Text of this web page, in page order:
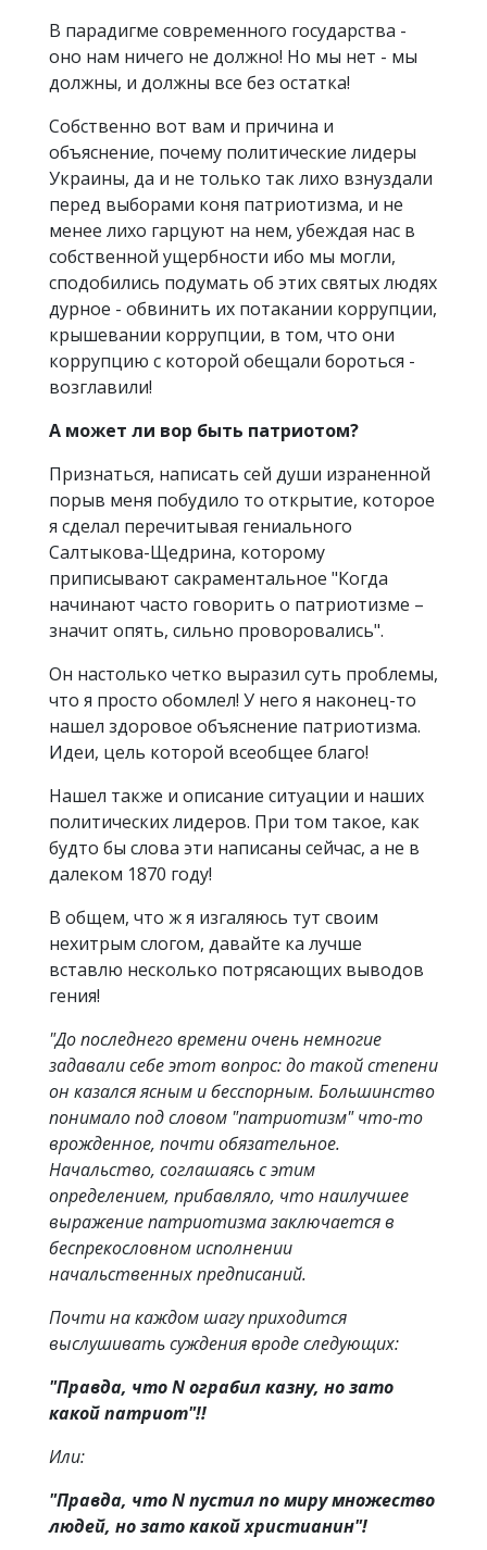
В парадигме современного государства -
оно нам ничего не должно! Но мы нет - мы
должны, и должны все без остатка!
Собственно вот вам и причина и
объяснение, почему политические лидеры
Украины, да и не только так лихо взнуздали
перед выборами коня патриотизма, и не
менее лихо гарцуют на нем, убеждая нас в
собственной ущербности ибо мы могли,
сподобились подумать об этих святых людях
дурное - обвинить их потакании коррупции,
крышевании коррупции, в том, что они
коррупцию с которой обещали бороться -
возглавили!
А может ли вор быть патриотом?
Признаться, написать сей души израненной
порыв меня побудило то открытие, которое
я сделал перечитывая гениального
Салтыкова-Щедрина, которому
приписывают сакраментальное "Когда
начинают часто говорить о патриотизме –
значит опять, сильно проворовались".
Он настолько четко выразил суть проблемы,
что я просто обомлел! У него я наконец-то
нашел здоровое объяснение патриотизма.
Идеи, цель которой всеобщее благо!
Нашел также и описание ситуации и наших
политических лидеров. При том такое, как
будто бы слова эти написаны сейчас, а не в
далеком 1870 году!
В общем, что ж я изгаляюсь тут своим
нехитрым слогом, давайте ка лучше
вставлю несколько потрясающих выводов
гения!
"До последнего времени очень немногие
задавали себе этот вопрос: до такой степени
он казался ясным и бесспорным. Большинство
понимало под словом "патриотизм" что-то
врожденное, почти обязательное.
Начальство, соглашаясь с этим
определением, прибавляло, что наилучшее
выражение патриотизма заключается в
беспрекословном исполнении
начальственных предписаний.
Почти на каждом шагу приходится
выслушивать суждения вроде следующих:
"Правда, что N ограбил казну, но зато
какой патриот"!!
Или:
"Правда, что N пустил по миру множество
людей, но зато какой христианин"!